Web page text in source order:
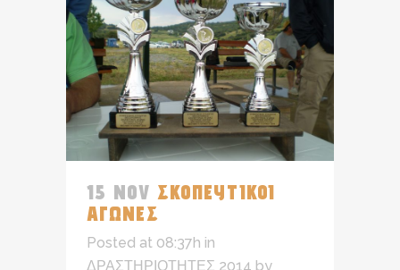
15 NOV ΣΚΟΠΕΥΤΙΚΟΙ
ΑΓΩΝΕΣ
Posted at 08:37h in
ΔΡΑΣΤΗΡΙΟΤΗΤΕΣ 2014 by